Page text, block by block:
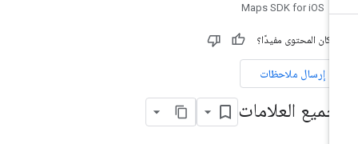
Maps SDK for iOS
كان المحتوى مفيدًا؟
إرسال ملاحظات
العلامات